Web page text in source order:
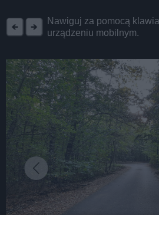
Nawiguj za pomocą
urządzeniu mobilnym.